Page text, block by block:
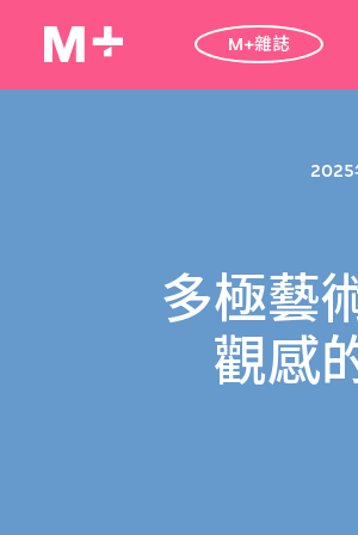
M+雜誌
2025
多極藝
觀感